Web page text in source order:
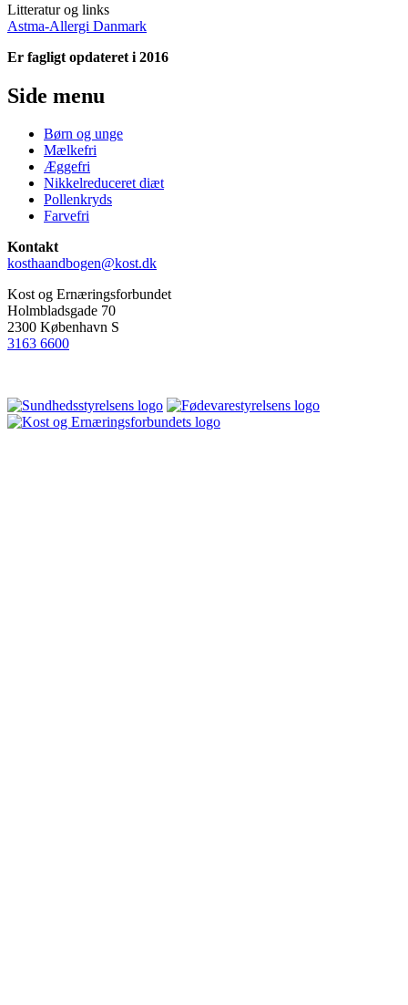
Litteratur og links
Astma-Allergi Danmark
Er fagligt opdateret i 2016
Side menu
Børn og unge
Mælkefri
Æggefri
Nikkelreduceret diæt
Pollenkryds
Farvefri
Kontakt
kosthaandbogen@kost.dk
Kost og Ernæringsforbundet
Holmbladsgade 70
2300 København S
3163 6600